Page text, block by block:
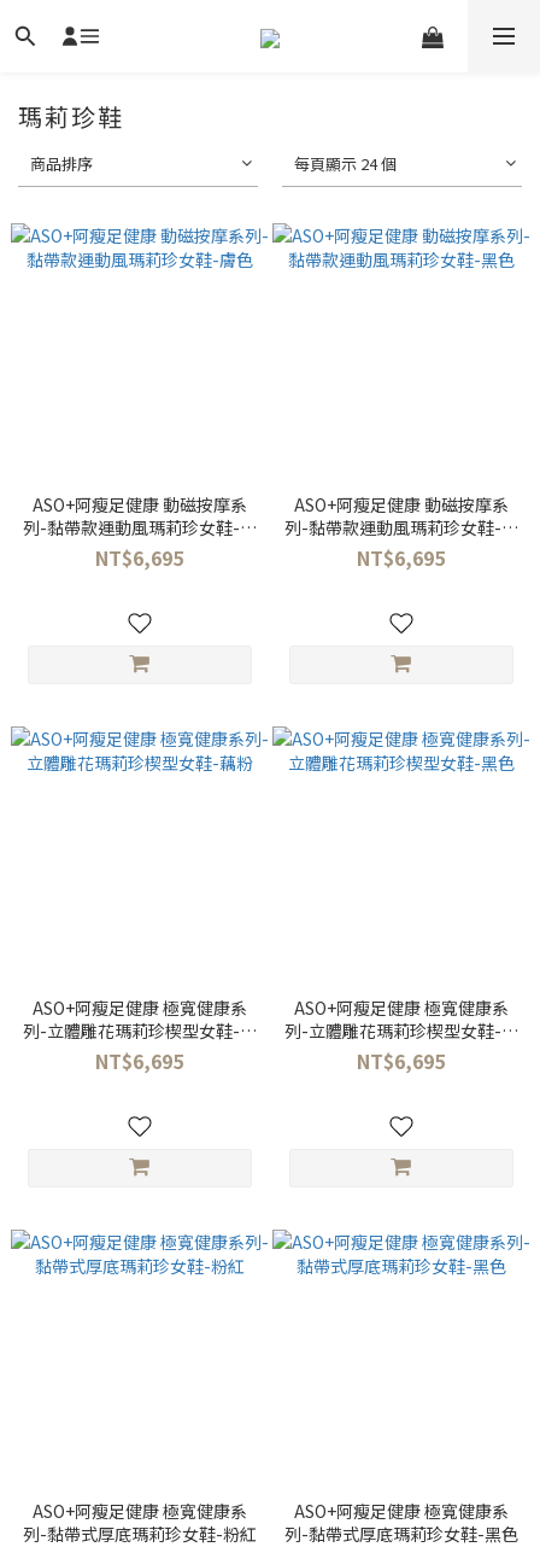
瑪莉珍鞋
商品排序 每頁顯示 24 個
ASO+阿瘦足健康 動磁按摩系
列-黏帶款運動風瑪莉珍女鞋-膚
色
NT$6,695
ASO+阿瘦足健康 動磁按摩系
列-黏帶款運動風瑪莉珍女鞋-黑
色
NT$6,695
ASO+阿瘦足健康 極寬健康系
列-立體雕花瑪莉珍楔型女鞋-藕
粉
NT$6,695
ASO+阿瘦足健康 極寬健康系
列-立體雕花瑪莉珍楔型女鞋-黑
色
NT$6,695
ASO+阿瘦足健康 極寬健康系
列-黏帶式厚底瑪莉珍女鞋-粉紅
ASO+阿瘦足健康 極寬健康系
列-黏帶式厚底瑪莉珍女鞋-黑色